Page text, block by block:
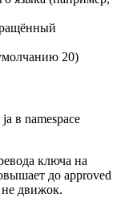
20)
в namespace
ключа на
до approved
не движок.